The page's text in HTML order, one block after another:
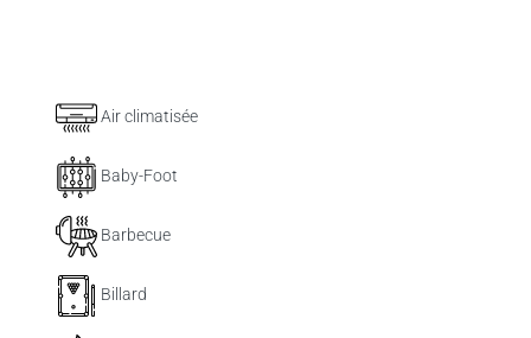
Air climatisée
Baby-Foot
Barbecue
Billard